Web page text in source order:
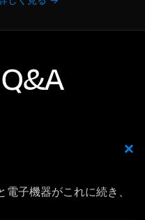
子機器がこれに続き、